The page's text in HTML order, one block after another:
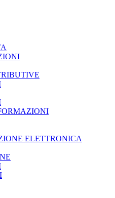
ELETTRONICA